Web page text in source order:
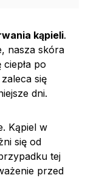
kąpieli.
nasza skóra
po
się
dni.
Kąpiel w
się od
tej
przed